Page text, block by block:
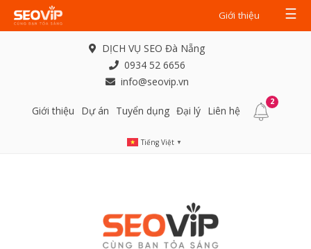
Giới thiệu ☰
DỊCH VỤ SEO Đà Nẵng
0934 52 6656
info@seovip.vn
Giới thiệu Dự án Tuyển dụng Đại lý Liên hệ
2
Tiếng Việt ▼